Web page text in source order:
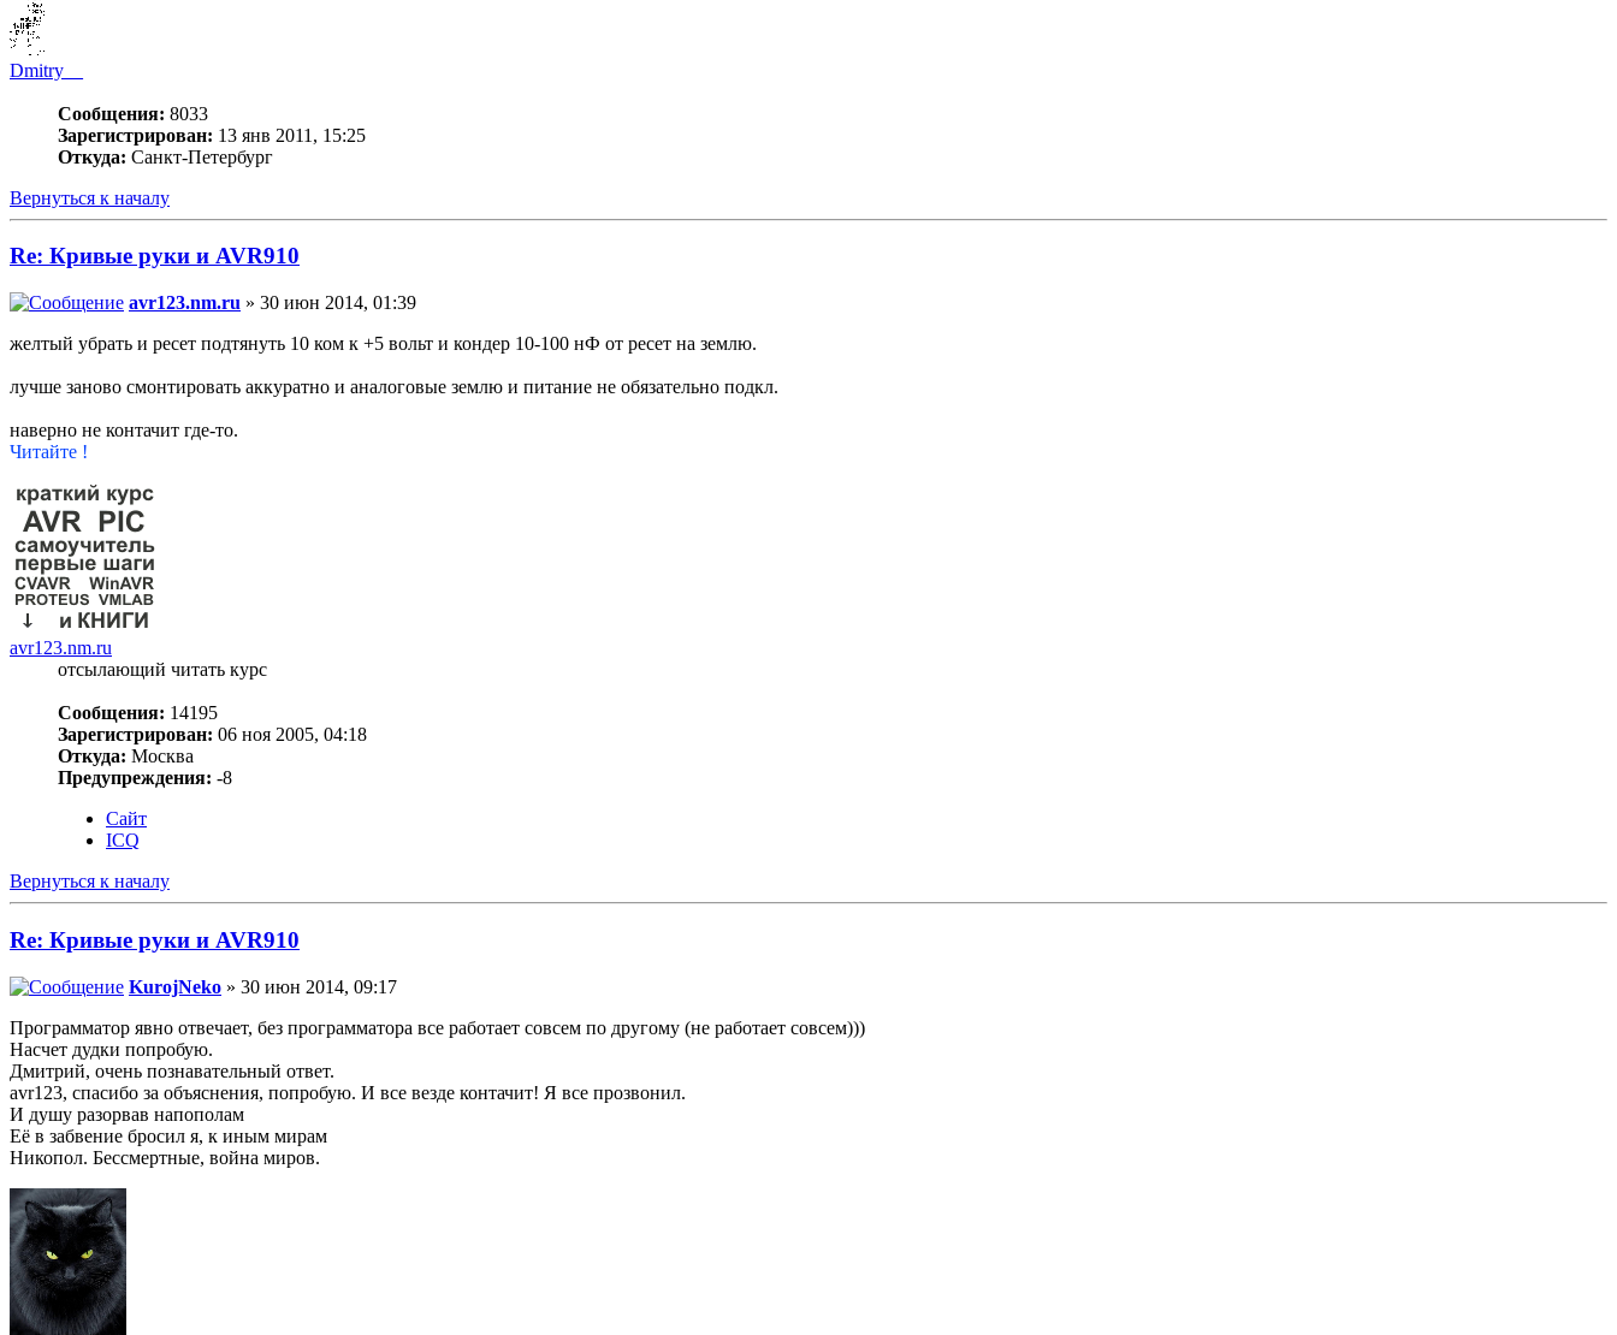
Dmitry__
Сообщения: 8033
Зарегистрирован: 13 янв 2011, 15:25
Откуда: Санкт-Петербург
Вернуться к началу
Re: Кривые руки и AVR910
avr123.nm.ru » 30 июн 2014, 01:39
желтый убрать и ресет подтянуть 10 ком к +5 вольт и кондер 10-100 нФ от ресет на землю.
лучше заново смонтировать аккуратно и аналоговые землю и питание не обязательно подкл.
наверно не контачит где-то.
Читайте !
avr123.nm.ru
отсылающий читать курс
Сообщения: 14195
Зарегистрирован: 06 ноя 2005, 04:18
Откуда: Москва
Предупреждения: -8
Сайт
ICQ
Вернуться к началу
Re: Кривые руки и AVR910
KurojNeko » 30 июн 2014, 09:17
Программатор явно отвечает, без программатора все работает совсем по другому (не работает совсем)))
Насчет дудки попробую.
Дмитрий, очень познавательный ответ.
avr123, спасибо за объяснения, попробую. И все везде контачит! Я все прозвонил.
И душу разорвав напополам
Её в забвение бросил я, к иным мирам
Никопол. Бессмертные, война миров.